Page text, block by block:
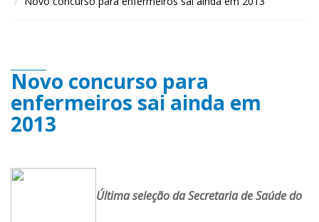
Novo concurso para
enfermeiros sai ainda em
2013
Última seleção da Secretaria de Saúde do